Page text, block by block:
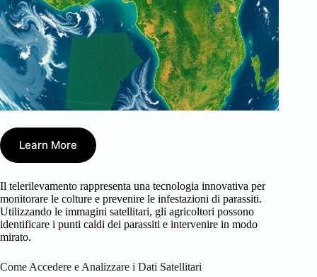
Learn More
Il telerilevamento rappresenta una tecnologia innovativa per
monitorare le colture e prevenire le infestazioni di parassiti.
Utilizzando le immagini satellitari, gli agricoltori possono
identificare i punti caldi dei parassiti e intervenire in modo
mirato.
Come Accedere e Analizzare i Dati Satellitari